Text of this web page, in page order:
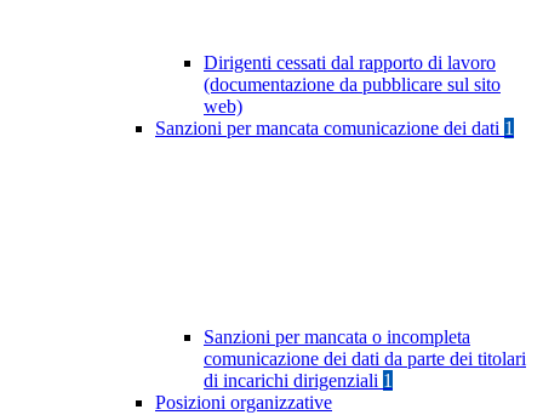
Dirigenti cessati dal rapporto di lavoro
(documentazione da pubblicare sul sito
web)
Sanzioni per mancata comunicazione dei dati 1
Sanzioni per mancata o incompleta
comunicazione dei dati da parte dei titolari
di incarichi dirigenziali 1
Posizioni organizzative